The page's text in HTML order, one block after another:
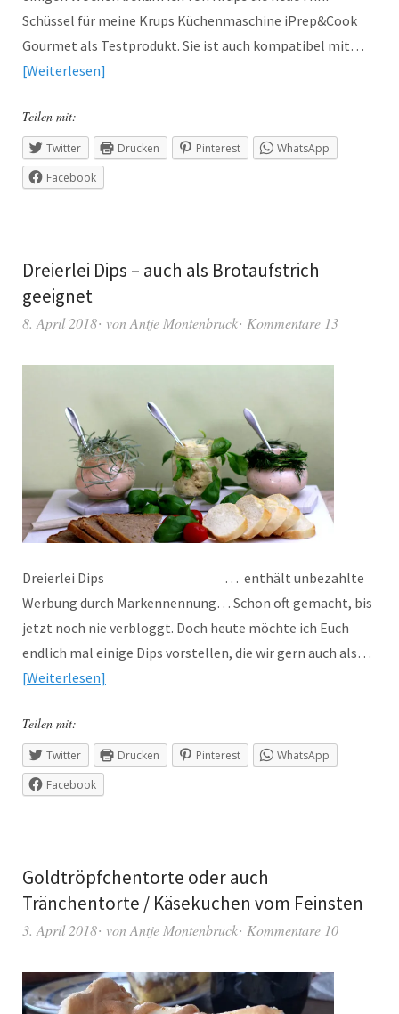
Schüssel für meine Krups Küchenmaschine iPrep&Cook
Gourmet als Testprodukt. Sie ist auch kompatibel mit…
Weiterlesen
Teilen mit:
Twitter Drucken Pinterest
WhatsApp
Facebook
Dreierlei Dips – auch als Brotaufstrich
geeignet
8. April 2018 vonAntje Montenbruck Kommentare 13
Dreierlei Dips … enthält unbezahlte
Werbung durch Markennennung… Schon oft gemacht, bis
jetzt noch nie verbloggt. Doch heute möchte ich Euch
endlich mal einige Dips vorstellen, die wir gern auch als…
Weiterlesen
Teilen mit:
Twitter Drucken Pinterest
WhatsApp
Facebook
Goldtröpfchentorte oder auch
Tränchentorte / Käsekuchen vom Feinsten
3. April 2018 vonAntje Montenbruck Kommentare 10